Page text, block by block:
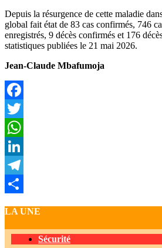
Depuis la résurgence de cette maladie
global fait état de 83 cas confirmés, 746
enregistrés, 9 décès confirmés et 176
statistiques publiées le 21 mai 2026.
Jean-Claude Mbafumoja
Facebook
Twitter
WhatsApp
LinkedIn
Telegram
LA UNE
Sécurité